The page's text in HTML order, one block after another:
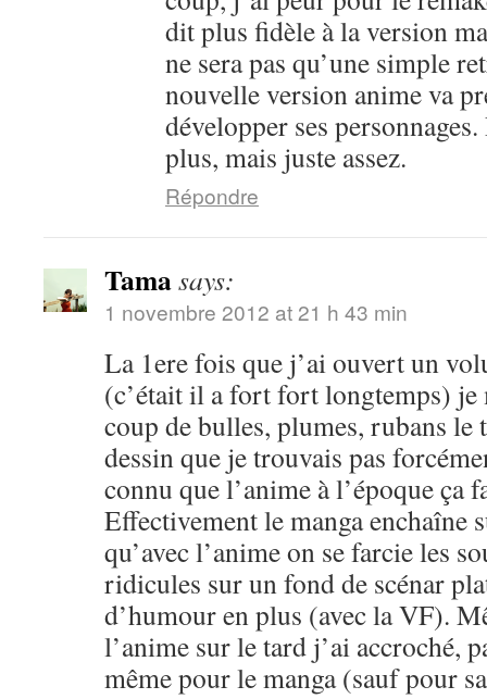
dit plus fidèle à la version
ne sera pas qu’une simple
nouvelle version anime va
développer ses
plus, mais juste assez.
Répondre
Tamasays:
1 novembre 2012 at 21 h 43 min
La 1ere fois que j’ai ouvert un
(c’était il a fort fort longtemps) je
coup de bulles, plumes, rubans le
dessin que je trouvais pas
connu que l’anime à l’époque ça
Effectivement le manga enchaîne
qu’avec l’anime on se farcie les
ridicules sur un fond de scénar
d’humour en plus (avec la VF).
l’anime sur le tard j’ai accroché,
même pour le manga (sauf pour